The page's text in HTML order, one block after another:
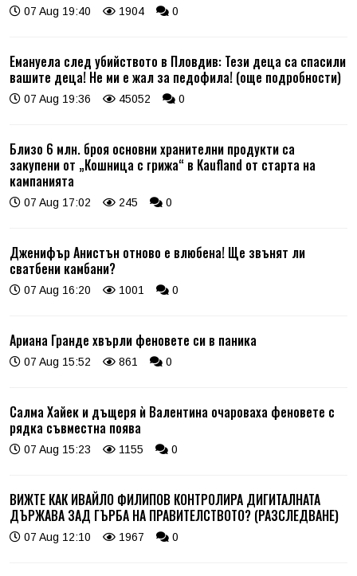
07 Aug 19:40 1904 0
Емануела след убийството в Пловдив: Тези деца са спасили
вашите деца! Не ми е жал за педофила! (още подробности)
07 Aug 19:36 45052 0
Близо 6 млн. броя основни хранителни продукти са
закупени от „Кошница с грижа“ в Kaufland от старта на
кампанията
07 Aug 17:02 245 0
Дженифър Анистън отново е влюбена! Ще звънят ли
сватбени камбани?
07 Aug 16:20 1001 0
Ариана Гранде хвърли феновете си в паника
07 Aug 15:52 861 0
Салма Хайек и дъщеря ѝ Валентина очароваха феновете с
рядка съвместна поява
07 Aug 15:23 1155 0
ВИЖТЕ КАК ИВАЙЛО ФИЛИПОВ КОНТРОЛИРА ДИГИТАЛНАТА
ДЪРЖАВА ЗАД ГЪРБА НА ПРАВИТЕЛСТВОТО? (РАЗСЛЕДВАНЕ)
07 Aug 12:10 1967 0